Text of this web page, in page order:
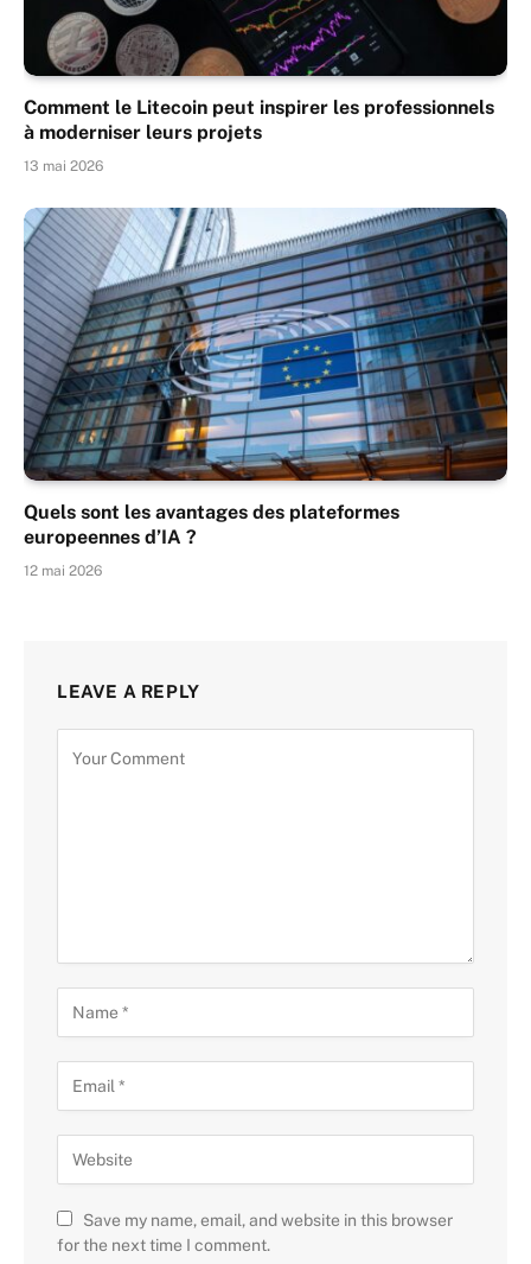
Comment le Litecoin peut inspirer les professionnels
à moderniser leurs projets
13 mai 2026
Quels sont les avantages des plateformes
europeennes d’IA ?
12 mai 2026
LEAVE A REPLY
Save my name, email, and website in this browser
for the next time I comment.